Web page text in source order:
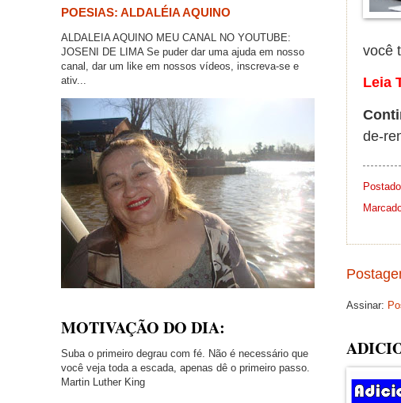
você
Leia
de-
Assinar:
POESIAS: ALDALÉIA AQUINO
ALDALEIA AQUINO MEU CANAL NO YOUTUBE:
JOSENI DE LIMA Se puder dar uma ajuda em nosso
canal, dar um like em nossos vídeos, inscreva-se e
ativ...
MOTIVAÇÃO DO DIA:
Suba o primeiro degrau com fé. Não é necessário que
você veja toda a escada, apenas dê o primeiro passo.
Martin Luther King